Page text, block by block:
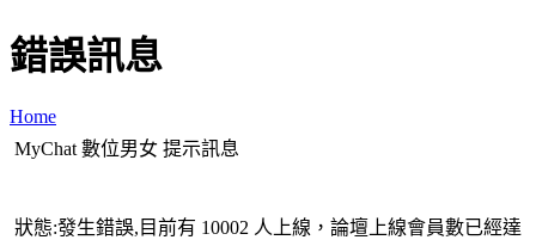
錯誤訊息
Home
MyChat 數位男女 提示訊息
狀態:發生錯誤,目前有 10002 人上線，論壇上線會員數已經達